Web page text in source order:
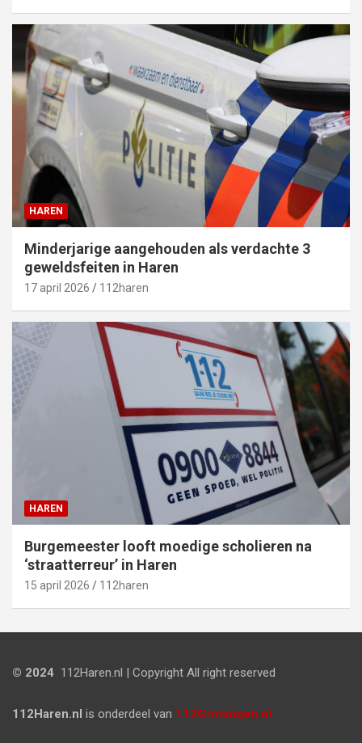
HAREN
Minderjarige aangehouden als verdachte 3
geweldsfeiten in Haren
17 april 2026 112haren
HAREN
Burgemeester looft moedige scholieren na
‘straatterreur’ in Haren
15 april 2026 112haren
© 2024 112Haren.nl | Copyright All right reserved
112Haren.nl is onderdeel van 112Groningen.nl